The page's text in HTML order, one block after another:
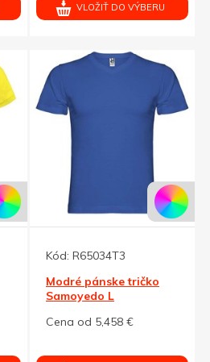
VLOŽIŤ DO VÝBERU
Kód: R65034T3
Modré pánske tričko
Samoyedo L
Cena od 5,458 €